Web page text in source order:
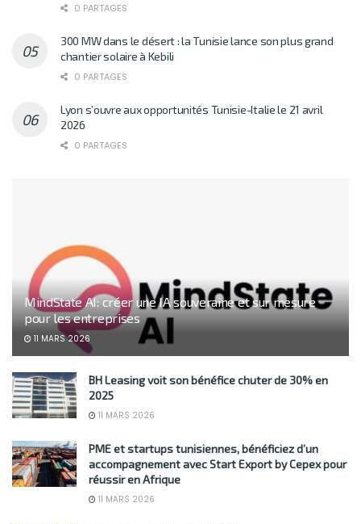
0 PARTAGES
300 MW dans le désert : la Tunisie lance son plus grand
chantier solaire à Kebili
0 PARTAGES
Lyon s’ouvre aux opportunités Tunisie-Italie le 21 avril
2026
0 PARTAGES
MindState AI: créer une IA souveraine et sur mesure
pour les entreprises
11 MARS 2026
BH Leasing voit son bénéfice chuter de 30% en
2025
11 MARS 2026
PME et startups tunisiennes, bénéficiez d’un
accompagnement avec Start Export by Cepex pour
réussir en Afrique
11 MARS 2026